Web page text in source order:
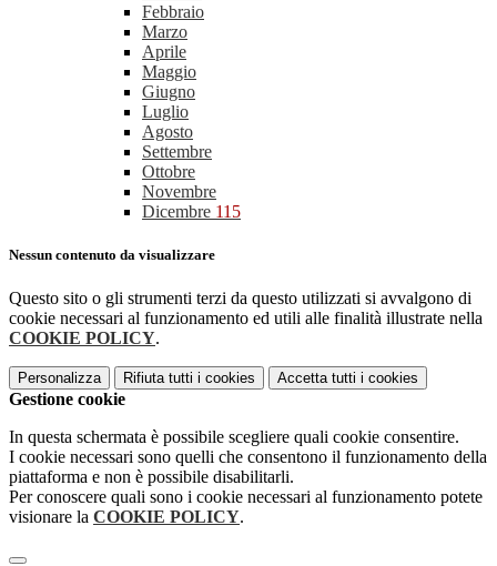
Febbraio
Marzo
Aprile
Maggio
Giugno
Luglio
Agosto
Settembre
Ottobre
Novembre
Dicembre 115
Nessun contenuto da visualizzare
Questo sito o gli strumenti terzi da questo utilizzati si avvalgono di
cookie necessari al funzionamento ed utili alle finalità illustrate nella
COOKIE POLICY.
Personalizza Rifiuta tutti i cookies Accetta tutti i cookies
Gestione cookie
In questa schermata è possibile scegliere quali cookie consentire.
I cookie necessari sono quelli che consentono il funzionamento della
piattaforma e non è possibile disabilitarli.
Per conoscere quali sono i cookie necessari al funzionamento potete
visionare la COOKIE POLICY.